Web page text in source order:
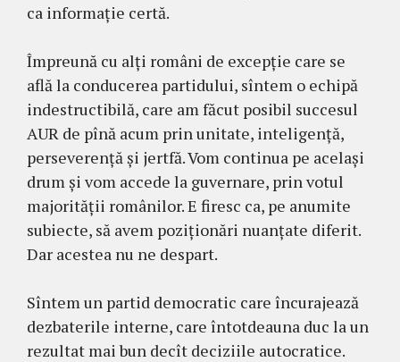
ca informație certă.
Împreună cu alți români de excepție care se
află la conducerea partidului, sîntem o echipă
indestructibilă, care am făcut posibil succesul
AUR de pînă acum prin unitate, inteligență,
perseverență și jertfă. Vom continua pe același
drum și vom accede la guvernare, prin votul
majorității românilor. E firesc ca, pe anumite
subiecte, să avem poziționări nuanțate diferit.
Dar acestea nu ne despart.
Sîntem un partid democratic care încurajează
dezbaterile interne, care întotdeauna duc la un
rezultat mai bun decît deciziile autocratice.